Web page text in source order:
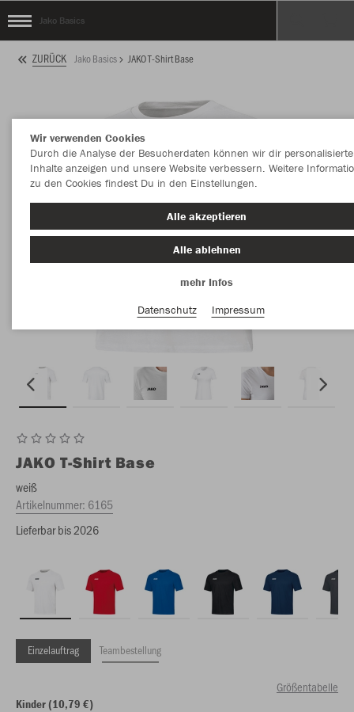
Jako Basics
ZURÜCK Jako Basics JAKO T-Shirt Base
JAKO T-Shirt Base
weiß
Artikelnummer: 6165
Lieferbar bis 2026
Einzelauftrag Teambestellung
Größentabelle
Kinder (10,79 €)
Wir verwenden Cookies
Durch die Analyse der Besucherdaten können wir dir personalisierte
Inhalte anzeigen und unsere Website verbessern. Weitere
zu den Cookies findest Du in den Einstellungen.
Alle akzeptieren
Alle ablehnen
mehr Infos
Datenschutz
Impressum